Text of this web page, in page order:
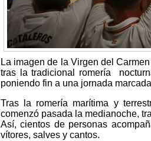
La imagen de la Virgen del
tras la tradicional romería
poniendo fin a una jornada
Tras la romería marítima y
comenzó pasada la medianoche,
Así, cientos de personas
vítores, salves y cantos.